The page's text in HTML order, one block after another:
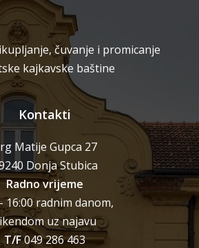
čuvanje i promicanje
kajkavske baštine
Kontakti
Matije Gupca 27
Donja Stubica
Radno vrijeme
16:00 radnim danom,
uz najavu
T/F049 286 463